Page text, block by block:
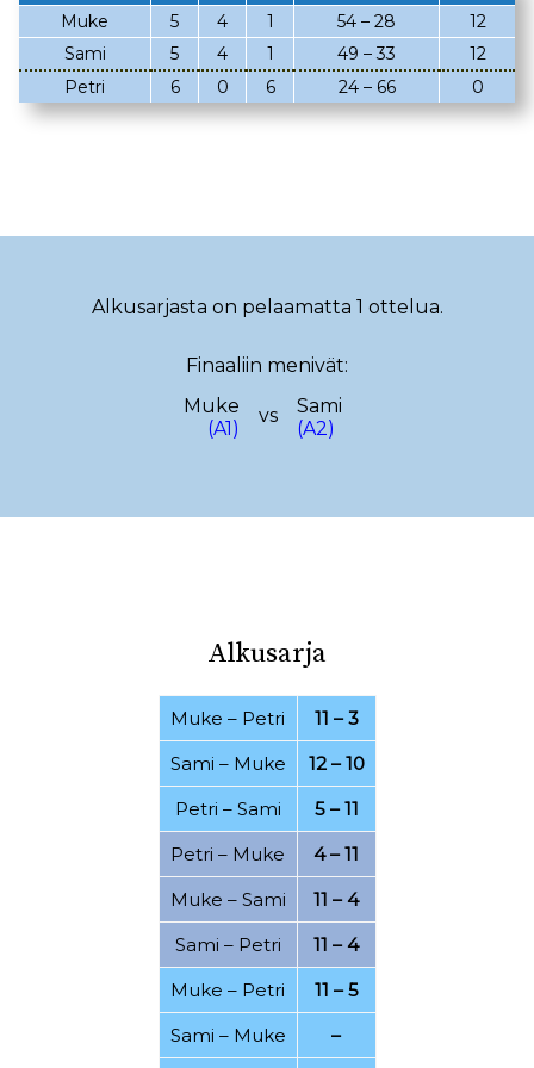
02.03.2023
08.02.2023
05.02.2023
02.02.2023
29.10.2022
19.10.2022
25.09.2022
15.09.2022
10.09.2022
08.09.2022
20.07.2022
16.07.2022
07.07.2022
06.07.2022
01.07.2022
20.06.2022
15.06.2022
25.04.2022
19.04.2022
11.04.2022
07.03.2022
28.02.2022
24.02.2022
21.02.2022
15.02.2022
08.02.2022
06.02.2022
17.01.2022
15.01.2022
12.12.2021
Muke 5 4 1 54 – 28
12
Sami
5 4 1 49 – 33
12
Petri
6 0 6 24 – 66 0
Alkusarjasta on pelaamatta 1 ottelua.
Finaaliin menivät:
Muke
(A1)
vs
Sami
(A2)
Alkusarja
Muke – Petri
11 – 3
Sami – Muke
12 – 10
Petri – Sami
5 – 11
Petri – Muke
4 – 11
Muke – Sami
11 – 4
Sami – Petri
11 – 4
Muke – Petri
11 – 5
Sami – Muke –